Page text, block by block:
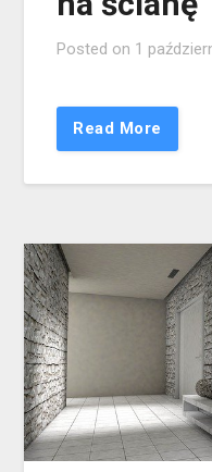
Posted on 1
Read More